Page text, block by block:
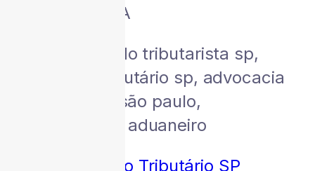
CONSULTORIA
tags: advogado tributarista sp,
advogado tributário sp, advocacia
tributária sp, são paulo,
desembaraço aduaneiro